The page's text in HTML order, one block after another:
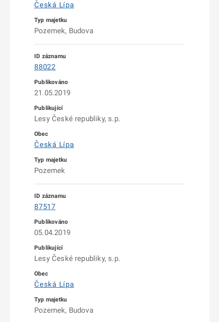
Česká Lípa
Pozemek, Budova
88022
21.05.2019
Lesy České republiky, s.p.
Česká Lípa
Pozemek
87517
05.04.2019
Lesy České republiky, s.p.
Česká Lípa
Pozemek, Budova